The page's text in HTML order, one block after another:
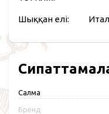
Шыққан елі:
Салмақ
Бренд